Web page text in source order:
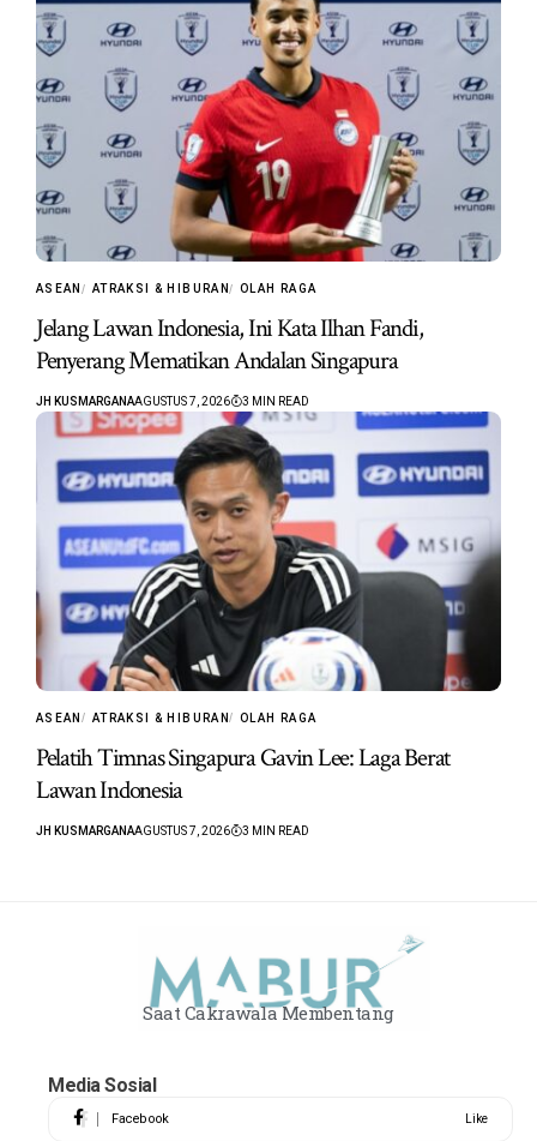
ASEAN ATRAKSI & HIBURAN OLAH RAGA
Jelang Lawan Indonesia, Ini Kata Ilhan Fandi,
Penyerang Mematikan Andalan Singapura
JH KUSMARGANAAGUSTUS 7, 2026 3 MIN READ
ASEAN ATRAKSI & HIBURAN OLAH RAGA
Pelatih Timnas Singapura Gavin Lee: Laga Berat
Lawan Indonesia
JH KUSMARGANAAGUSTUS 7, 2026 3 MIN READ
Saat Cakrawala Membentang
Media Sosial
Facebook Like